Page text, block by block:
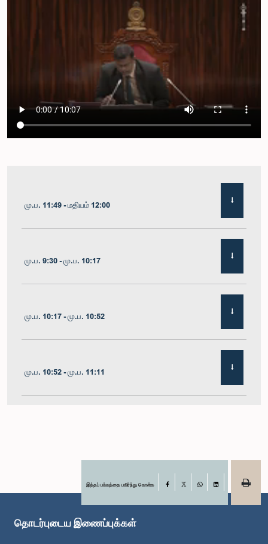
மு.ப. 11:49 - மதியம் 12:00
மு.ப. 9:30 - மு.ப. 10:17
மு.ப. 10:17 - மு.ப. 10:52
மு.ப. 10:52 - மு.ப. 11:11
மு.ப. 11:30 - மு.ப. 11:40இந்தப் பக்கத்தை பகிர்ந்து கொள்க Facebook
LinkedIn
தொடர்புடைய இணைப்புக்கள்